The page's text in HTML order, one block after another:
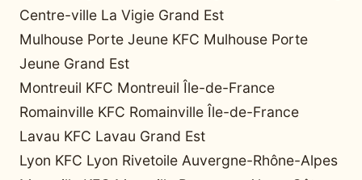
Centre-ville La Vigie Grand Est
Mulhouse Porte Jeune KFC Mulhouse Porte
Jeune Grand Est
Montreuil KFC Montreuil Île-de-France
Romainville KFC Romainville Île-de-France
Lavau KFC Lavau Grand Est
Lyon KFC Lyon Rivetoile Auvergne-Rhône-Alpes